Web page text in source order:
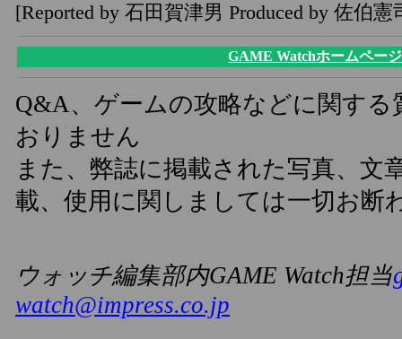
[Reported by 石田賀津男 Produced by 佐伯憲
GAME Watchホームページ
Q&A、ゲームの攻略などに関する
おりません
また、弊誌に掲載された写真、文
載、使用に関しましては一切お断
ウォッチ編集部内GAME Watch担当
watch@impress.co.jp